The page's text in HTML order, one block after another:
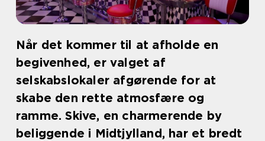
Når det kommer til at afholde en
begivenhed, er valget af
selskabslokaler afgørende for at
skabe den rette atmosfære og
ramme. Skive, en charmerende by
beliggende i Midtjylland, har et bredt